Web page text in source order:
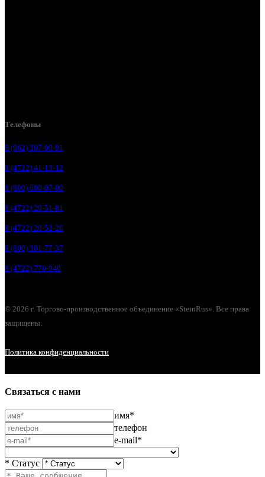
Телефоны
8 (962) 307-00-91
8 (4722) 41-13-12
8 (800) 600-07-00
8 (4722) 20-51-81
8 (4722) 20-52-26
8 (800) 301-77-37
8 (4722) 770-940
© 2026 г. Торгово-производственное объединение «SteinRus». Все права
защищены.
Политика конфиденциальности
Связаться с нами
имя*
телефон
e-mail*
* Статус